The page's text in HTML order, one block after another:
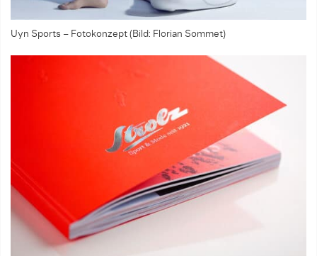
Uyn Sports – Fotokonzept (Bild: Florian Sommet)